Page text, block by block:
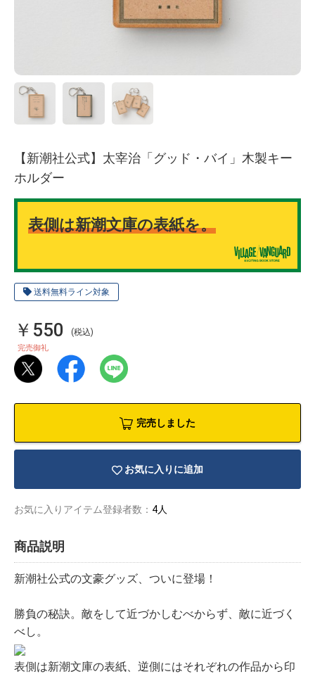
送料無料ライン対象
【新潮社公式】太宰治「グッド・バイ」木製キー
ホルダー
表側は新潮文庫の表紙を。
￥550 (税込)
完売御礼
完売しました
お気に入りに追加
お気に入りアイテム登録者数： 4人
商品説明
新潮社公式の文豪グッズ、ついに登場！
勝負の秘訣。敵をして近づかしむべからず、敵に近づく
べし。
表側は新潮文庫の表紙、逆側にはそれぞれの作品から印
イラストレ
ーター
アダルトグ
ッズ